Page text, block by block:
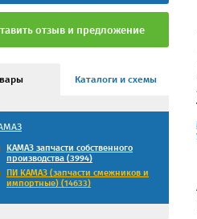
отзыв и предложение
Каталоги и схемы
КАМАЗ запчасти собственного
производства (3994)
ПИ КАМАЗ (запчасти смежников и
импортные) (14633)